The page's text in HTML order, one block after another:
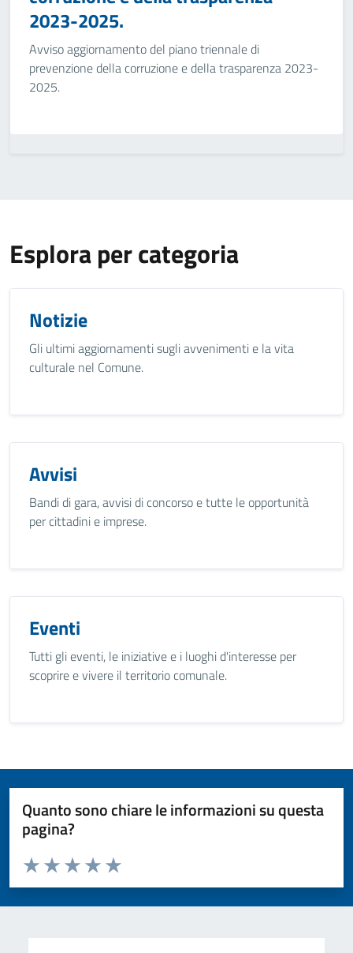
2023-2025.
Avviso aggiornamento del piano triennale di
prevenzione della corruzione e della trasparenza 2023-
2025.
Esplora per categoria
Notizie
Gli ultimi aggiornamenti sugli avvenimenti e la vita
culturale nel Comune.
Avvisi
Bandi di gara, avvisi di concorso e tutte le opportunità
per cittadini e imprese.
Eventi
Tutti gli eventi, le iniziative e i luoghi d'interesse per
scoprire e vivere il territorio comunale.
Quanto sono chiare le informazioni su questa
pagina?
Valuta da 1 a 5 stelle la pagina
Valuta 5 stelle su 5
Valuta 4 stelle su 5
Valuta 3 stelle su 5
Valuta 2 stelle su 5
Valuta 1 stelle su 5